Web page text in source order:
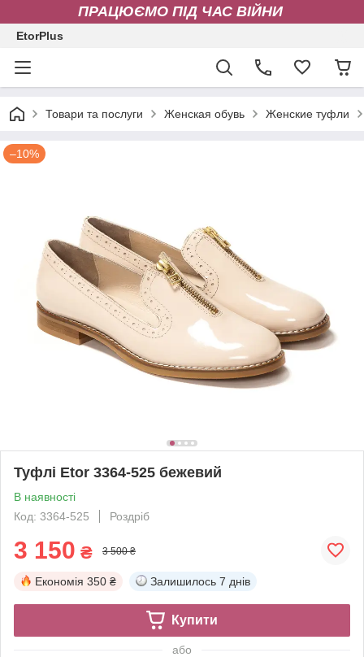
ПРАЦЮЄМО ПІД ЧАС ВІЙНИ
EtorPlus
Товари та послуги Женская обувь Женские туфли
–10%
Туфлі Etor 3364-525 бежевий
В наявності
Код: 3364-525
Роздріб
3 150 ₴ 3 500 ₴
Економія 350 ₴ Залишилось 7 днів
Купити
або